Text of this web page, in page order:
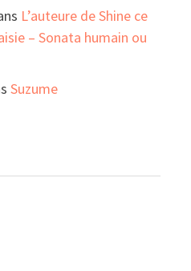
L’auteure de Shine ce
– Sonata humain ou
Suzume